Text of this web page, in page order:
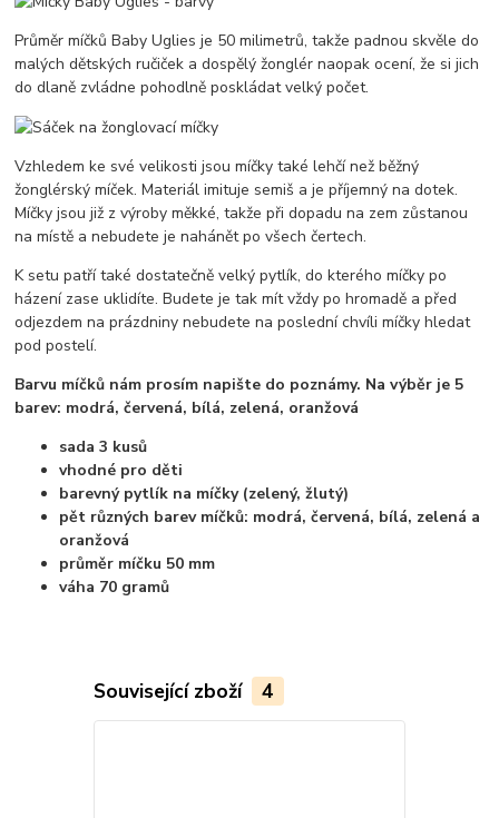
Průměr míčků Baby Uglies je 50 milimetrů, takže padnou skvěle do
malých dětských ručiček a dospělý žonglér naopak ocení, že si jich
do dlaně zvládne pohodlně poskládat velký počet.
Vzhledem ke své velikosti jsou míčky také lehčí než běžný
žonglérský míček. Materiál imituje semiš a je příjemný na dotek.
Míčky jsou již z výroby měkké, takže při dopadu na zem zůstanou
na místě a nebudete je nahánět po všech čertech.
K setu patří také dostatečně velký pytlík, do kterého míčky po
házení zase uklidíte. Budete je tak mít vždy po hromadě a před
odjezdem na prázdniny nebudete na poslední chvíli míčky hledat
pod postelí.
Barvu míčků nám prosím napište do poznámy. Na výběr je 5
barev: modrá, červená, bílá, zelená, oranžová
sada 3 kusů
vhodné pro děti
barevný pytlík na míčky (zelený, žlutý)
pět různých barev míčků: modrá, červená, bílá, zelená a
oranžová
průměr míčku 50 mm
váha 70 gramů
Související zboží 4